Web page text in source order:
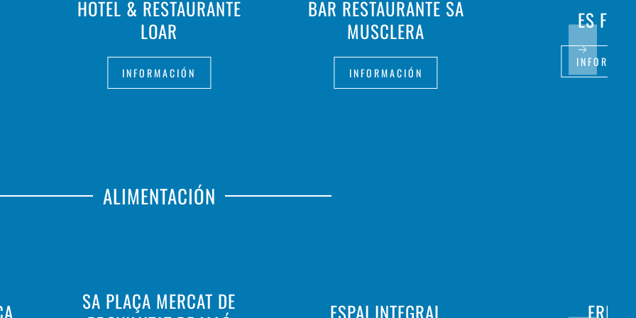
HOTEL & RESTAURANTE
LOAR
INFORMACIÓN
BAR RESTAURANTE SA
MUSCLERA
INFORMACIÓN
ES FOC
ALIMENTACIÓN
SA PLAÇA MERCAT DE
ESPAI INTEGRAL